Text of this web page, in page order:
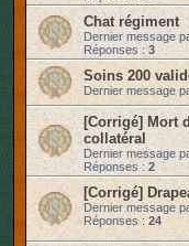
Chat régiment
Dernier message
Réponses : 3
Soins 200
Dernier message
[Corrigé] Mort
collatéral
Dernier message
Réponses : 2
[Corrigé]
Dernier message
Réponses : 24